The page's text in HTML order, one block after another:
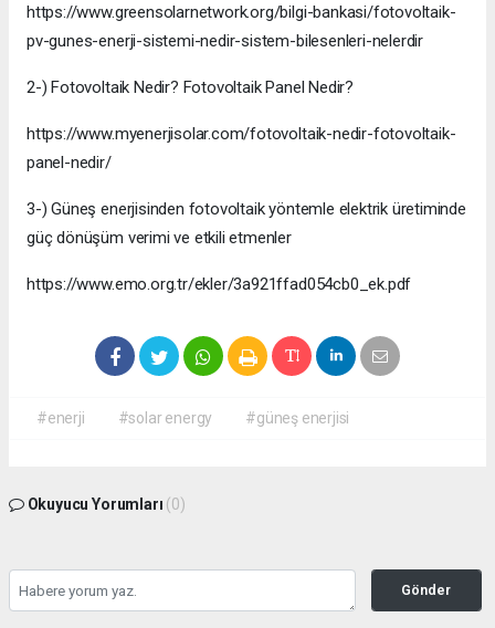
https://www.greensolarnetwork.org/bilgi-bankasi/fotovoltaik-
pv-gunes-enerji-sistemi-nedir-sistem-bilesenleri-nelerdir
2-) Fotovoltaik Nedir? Fotovoltaik Panel Nedir?
https://www.myenerjisolar.com/fotovoltaik-nedir-fotovoltaik-
panel-nedir/
3-) Güneş enerjisinden fotovoltaik yöntemle elektrik üretiminde
güç dönüşüm verimi ve etkili etmenler
https://www.emo.org.tr/ekler/3a921ffad054cb0_ek.pdf
#enerji #solar energy #güneş enerjisi
Okuyucu Yorumları (0)
Gönder